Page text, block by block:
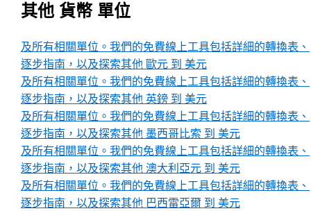
其他 貨幣 單位
及所有相關單位。我們的免費線上工具包括詳細的轉換表、
逐步指南，以及探索其他 歐元 到 美元
及所有相關單位。我們的免費線上工具包括詳細的轉換表、
逐步指南，以及探索其他 英鎊 到 美元
及所有相關單位。我們的免費線上工具包括詳細的轉換表、
逐步指南，以及探索其他 墨西哥比索 到 美元
及所有相關單位。我們的免費線上工具包括詳細的轉換表、
逐步指南，以及探索其他 澳大利亞元 到 美元
及所有相關單位。我們的免費線上工具包括詳細的轉換表、
逐步指南，以及探索其他 巴西雷亞爾 到 美元